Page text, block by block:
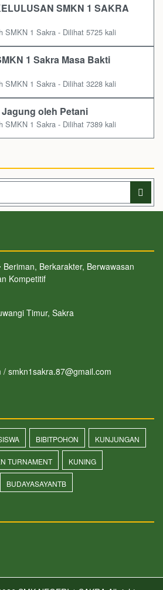
SMKN 1 SAKRA
SMKN 1 Sakra - Dilihat 5725 kali
1 Sakra Masa Bakti
SMKN 1 Sakra - Dilihat 3228 kali
oleh Petani
SMKN 1 Sakra - Dilihat 7389 kali
Beriman, Berkarakter, Berwawasan
Kompetitif
Timur, Sakra
smkn1sakra.87@gmail.com
BIBITPOHON KUNJUNGAN
TURNAMENT KUNING
BUDAYASAYANTB